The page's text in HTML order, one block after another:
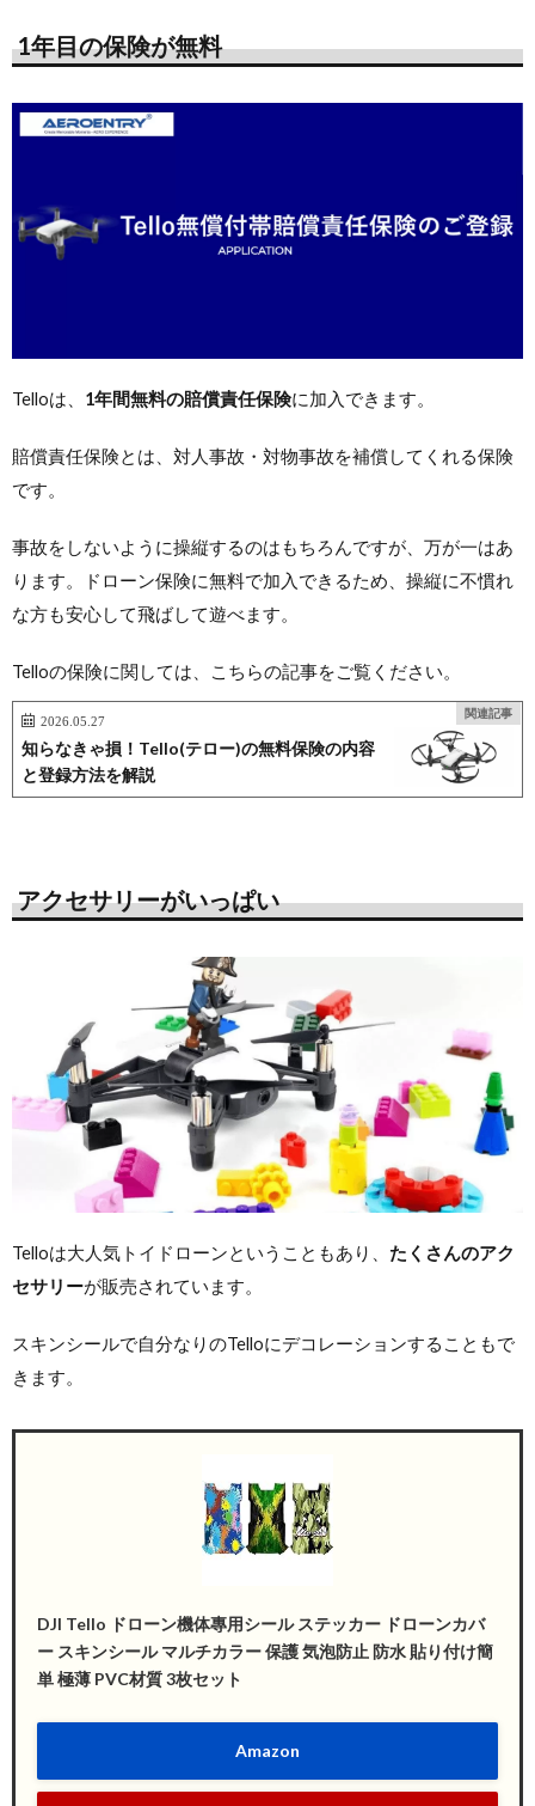
1年目の保険が無料
Telloは、 1年間無料の賠償責任保険に加入できます。
賠償責任保険とは、対人事故・対物事故を補償してくれる保険
です。
事故をしないように操縦するのはもちろんですが、万が一はあ
ります。ドローン保険に無料で加入できるため、操縦に不慣れ
な方も安心して飛ばして遊べます。
Telloの保険に関しては、こちらの記事をご覧ください。
関連記事
2026.05.27
知らなきゃ損！Tello(テロー)の無料保険の内容
と登録方法を解説
アクセサリーがいっぱい
Telloは大人気トイドローンということもあり、 たくさんのアク
セサリーが販売されています。
スキンシールで自分なりのTelloにデコレーションすることもで
きます。
DJI Tello ドローン機体專用シール ステッカー ドローンカバ
ー スキンシール マルチカラー 保護 気泡防止 防水 貼り付け簡
単 極薄 PVC材質 3枚セット
Amazon